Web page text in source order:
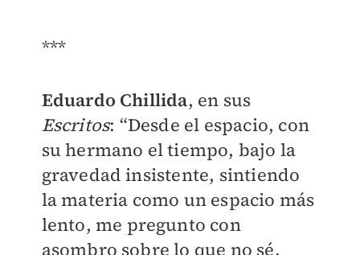
***
Eduardo Chillida, en sus
Escritos: “Desde el espacio, con
su hermano el tiempo, bajo la
gravedad insistente, sintiendo
la materia como un espacio más
lento, me pregunto con
asombro sobre lo que no sé.